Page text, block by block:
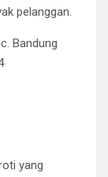
pelanggan.
Bandung
yang